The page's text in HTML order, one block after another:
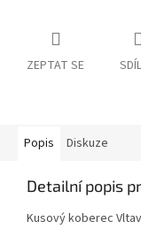
ZEPTAT SE
Popis Diskuze
Detailní popis
Kusový koberec